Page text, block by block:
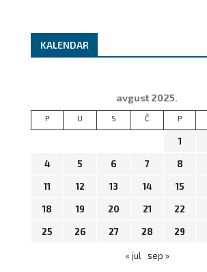
KALENDAR
avgust 2025.
P U S Č P
1
4 5 6 7 8
11 12 13 14 15
18 19 20 21 22
25 26 27 28 29
« jul sep »